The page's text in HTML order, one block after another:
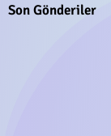
Son Gönderiler